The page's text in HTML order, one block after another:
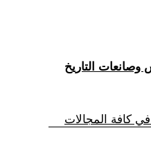
وصانعات التاريخ
كافة المجالات